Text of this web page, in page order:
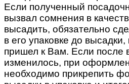
Если полученный
вызвал сомнения в
высадить, обязательно
в его упаковке до
пришел к Вам. Если после
изменилось, при
необходимо прикрепить